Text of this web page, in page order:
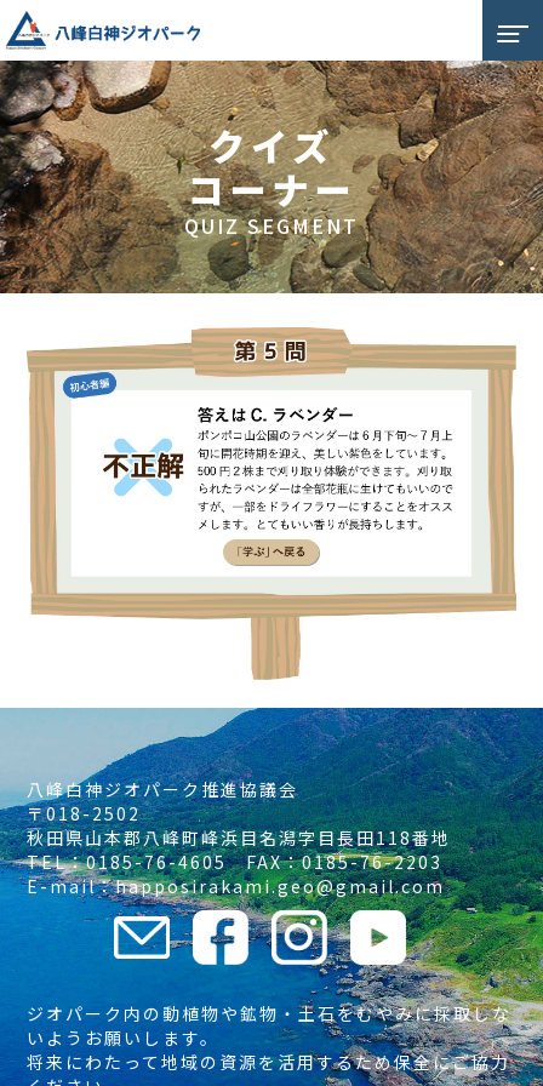
クイズ
コーナー
QUIZ SEGMENT
八峰白神ジオパーク推進協議会
〒018-2502
秋田県山本郡八峰町峰浜目名潟字目長田118番地
TEL：0185-76-4605 FAX：0185-76-2203
E-mail：happosirakami.geo@gmail.com
ジオパーク内の動植物や鉱物・土石をむやみに採取しな
いようお願いします。
将来にわたって地域の資源を活用するため保全にご協力